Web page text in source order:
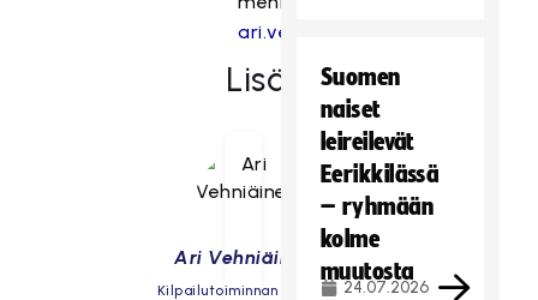
ari.vehniainen@salibandy.fi
Lisätiedot
Ari Vehniäinen
Kilpailutoiminnan johtaja
Suomen
naiset
leireilevät
Eerikkilässä
– ryhmään
kolme
muutosta
24.07.2026